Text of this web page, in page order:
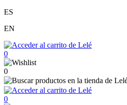
ES
EN
0
0
0